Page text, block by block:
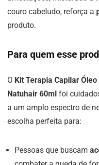
couro cabeludo, reforça a
produto.
Para quem esse
O Kit Terapia Capilar
Natuhair 60ml foi
a um amplo espectro de
escolha perfeita para:
Pessoas que buscam